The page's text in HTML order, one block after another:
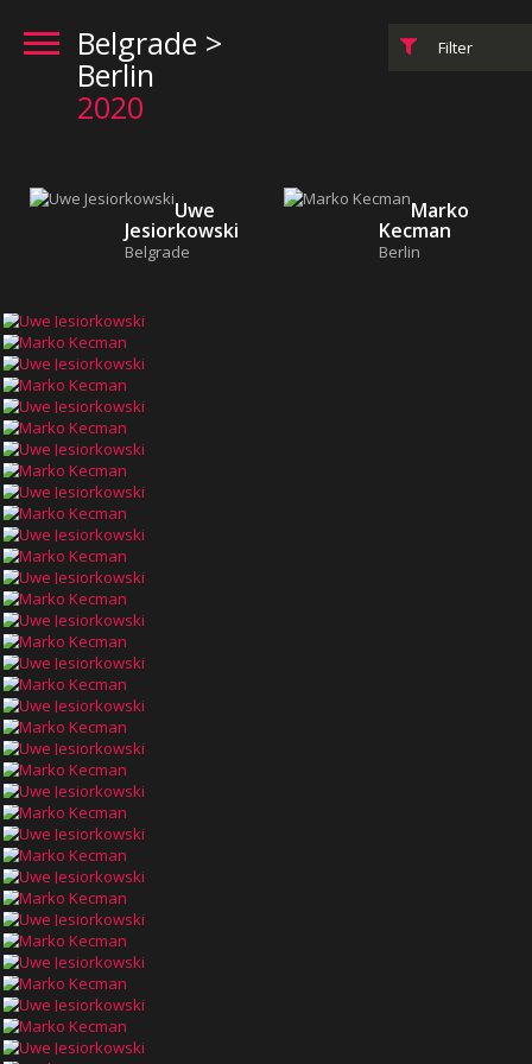
Belgrade >
Berlin
2020
Uwe
Jesiorkowski
Belgrade
Marko
Kecman
Berlin
Filter